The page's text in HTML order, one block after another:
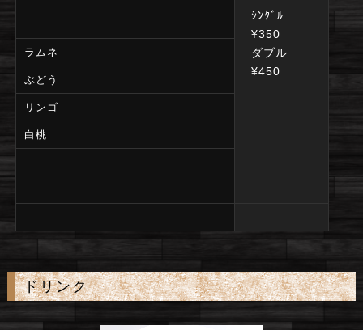
ｼﾝｸﾞﾙ
¥350
ダブル
¥450
ラムネ
ぶどう
リンゴ
白桃
ドリンク